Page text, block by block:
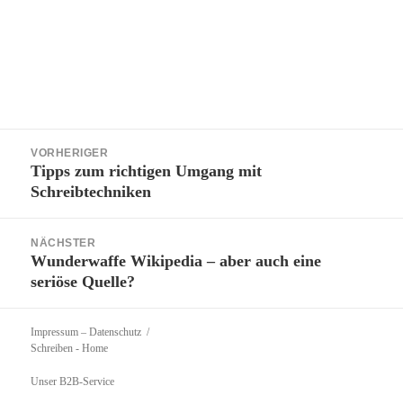
VORHERIGER
Vorheriger
Beitrag:
Tipps zum richtigen Umgang mit
Schreibtechniken
NÄCHSTER
Nächster
Beitrag:
Wunderwaffe Wikipedia – aber auch eine
seriöse Quelle?
Impressum – Datenschutz
Schreiben - Home
Unser B2B-Service